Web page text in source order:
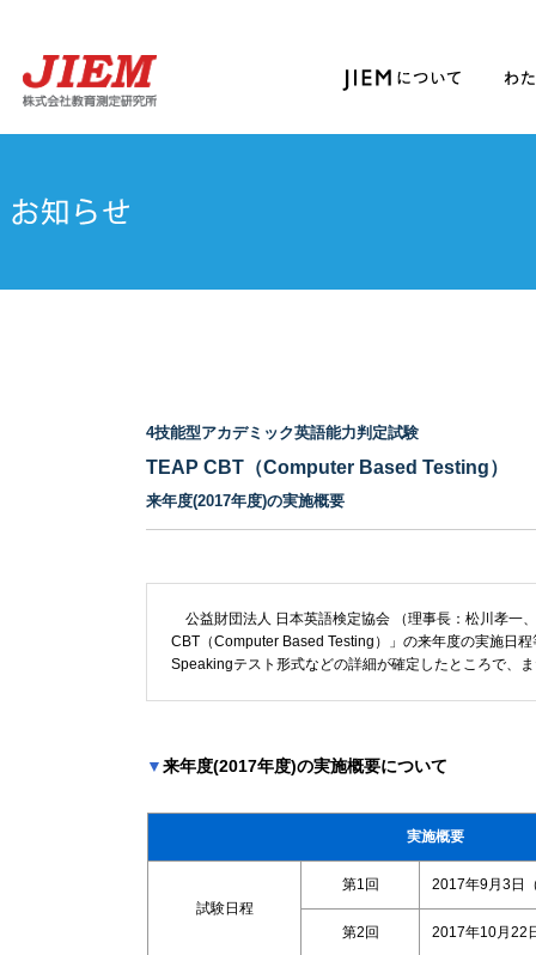
4技能型アカデミック英語能力判定試験
TEAP CBT（Computer Based Testing）
来年度(2017年度)の実施概要
公益財団法人 日本英語検定協会 （理事長：松川孝一
CBT（Computer Based Testing）」の来年度の実施日
Speakingテスト形式などの詳細が確定したところで、
▼来年度(2017年度)の実施概要について
実施概要
試験日程
第1回 2017年9月3日
第2回 2017年10月22